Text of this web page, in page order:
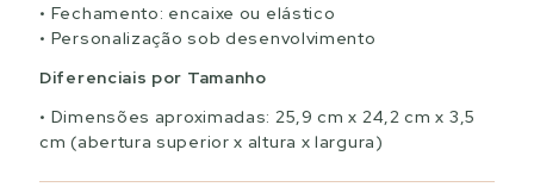
Fechamento: encaixe ou elástico
Personalização sob desenvolvimento
Diferenciais por Tamanho
Dimensões aproximadas: 25,9 cm x 24,2 cm x 3,5
cm (abertura superior x altura x largura)